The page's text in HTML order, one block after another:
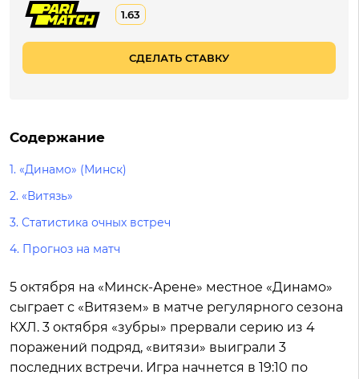
1.63
СДЕЛАТЬ СТАВКУ
Содержание
1. «Динамо» (Минск)
2. «Витязь»
3. Статистика очных встреч
4. Прогноз на матч
5 октября на «Минск-Арене» местное «Динамо»
сыграет с «Витязем» в матче регулярного сезона
КХЛ. 3 октября «зубры» прервали серию из 4
поражений подряд, «витязи» выиграли 3
последних встречи. Игра начнется в 19:10 по